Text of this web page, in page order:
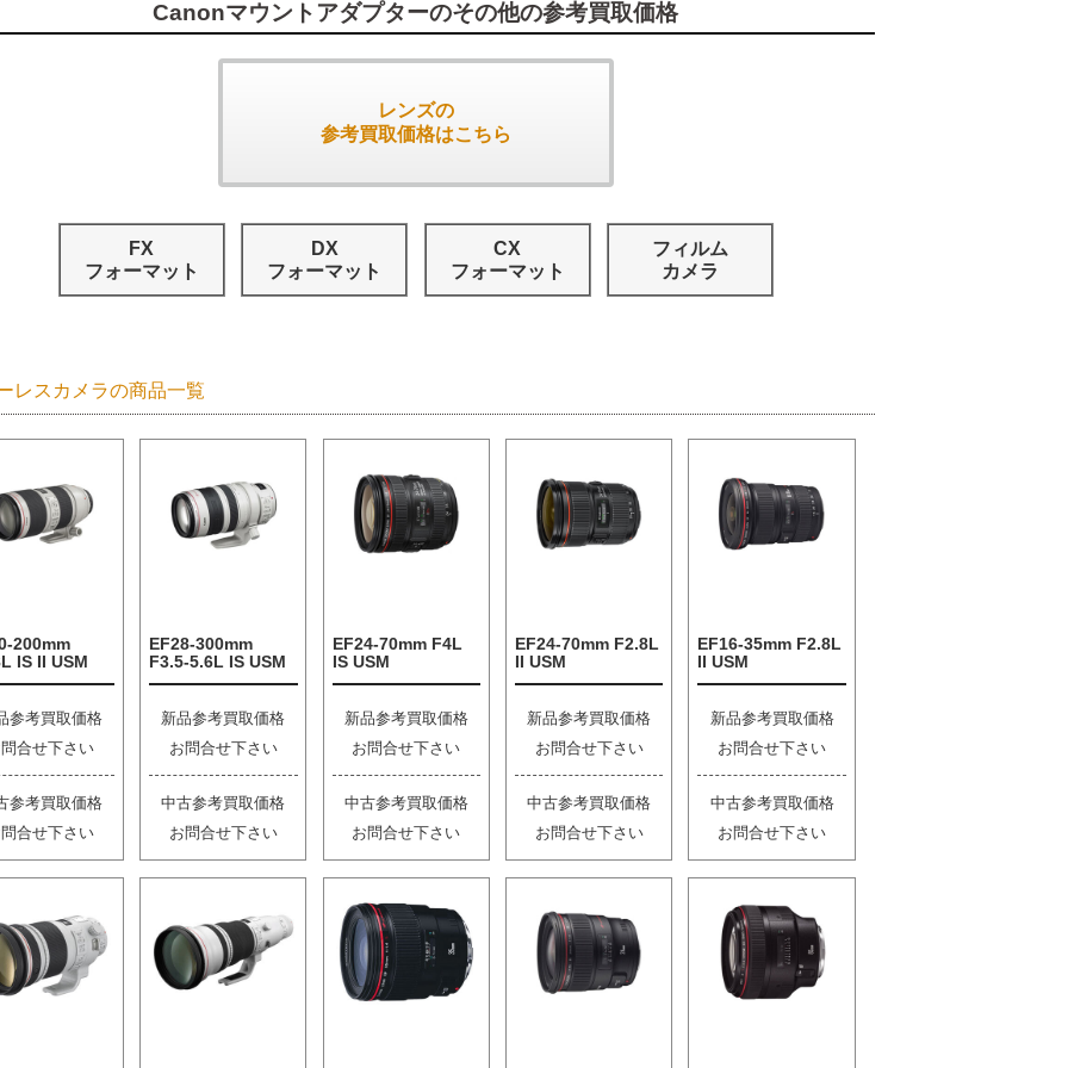
Canonマウントアダプターのその他の参考買取価格
レンズの
参考買取価格はこちら
FX
フォーマット
DX
フォーマット
CX
フォーマット
フィルム
カメラ
レスカメラの商品一覧
200mm
IS II USM
参考買取価格
合せ下さい
参考買取価格
合せ下さい
EF28-300mm
F3.5-5.6L IS USM
新品参考買取価格
お問合せ下さい
中古参考買取価格
お問合せ下さい
EF24-70mm F4L
IS USM
新品参考買取価格
お問合せ下さい
中古参考買取価格
お問合せ下さい
EF24-70mm F2.8L
II USM
新品参考買取価格
お問合せ下さい
中古参考買取価格
お問合せ下さい
EF16-35mm F2.8L
II USM
新品参考買取価格
お問合せ下さい
中古参考買取価格
お問合せ下さい